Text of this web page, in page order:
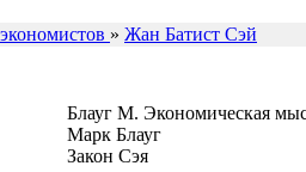
» Жан Батист Сэй
Блауг М. Экономическая
Марк Блауг
Закон Сэя